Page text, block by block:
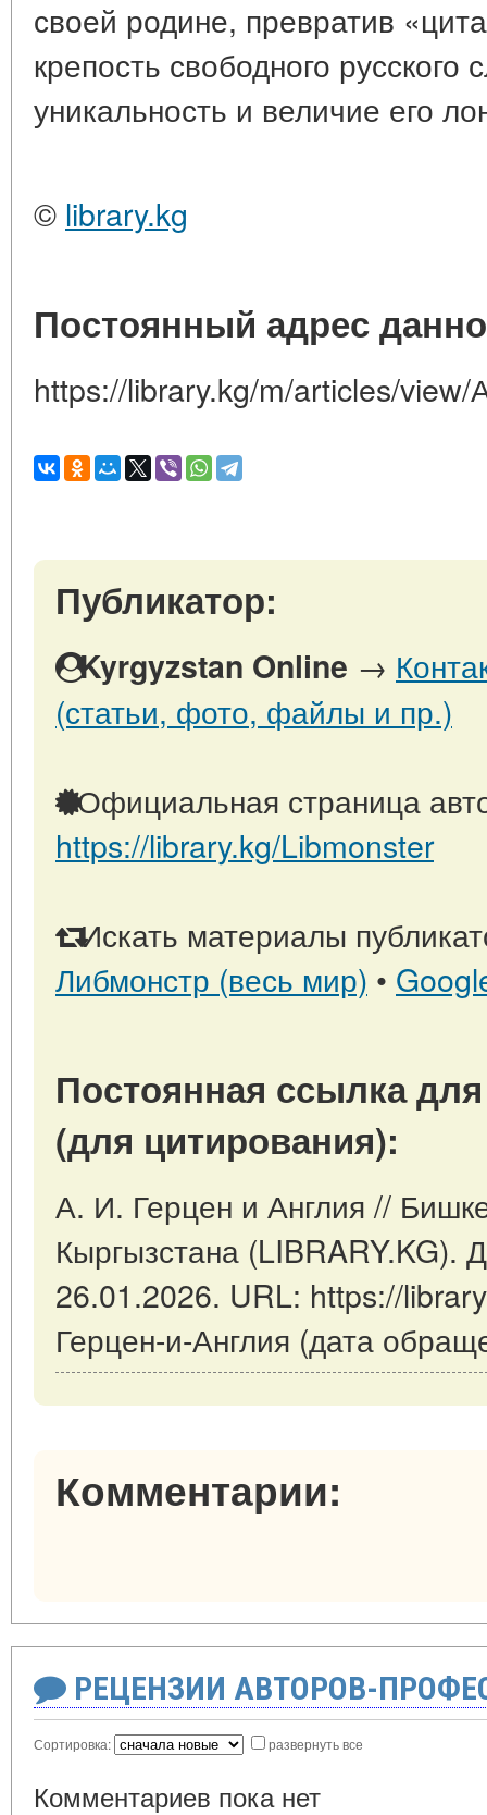
своей родине, превратив
крепость свободного русского
уникальность и величие его
© library.kg
Постоянный адрес
https://library.kg/m/articles/view/
Публикатор:
Kyrgyzstan Online →
(статьи, фото, файлы и пр.)
Официальная страница
https://library.kg/Libmonster
Искать материалы
Либмонстр (весь мир) •
Постоянная ссылка
(для цитирования):
А. И. Герцен и Англия //
Кыргызстана (LIBRARY.KG).
26.01.2026. URL: https://
Герцен-и-Англия (дата
Комментарии:
РЕЦЕНЗИИ АВТОРОВ-
Сортировка: развернуть все
Комментариев пока нет